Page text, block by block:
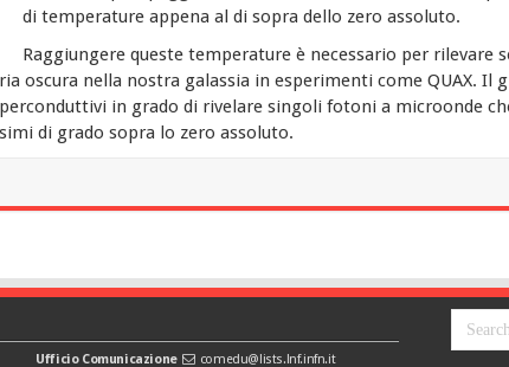
di temperature appena al di sopra dello zero assoluto.
Raggiungere queste temperature è necessario per rilevare
oscura nella nostra galassia in esperimenti come QUAX. Il
in grado di rivelare singoli fotoni a microonde
di grado sopra lo zero assoluto.
Ufficio Comunicazione comedu@lists.lnf.infn.it